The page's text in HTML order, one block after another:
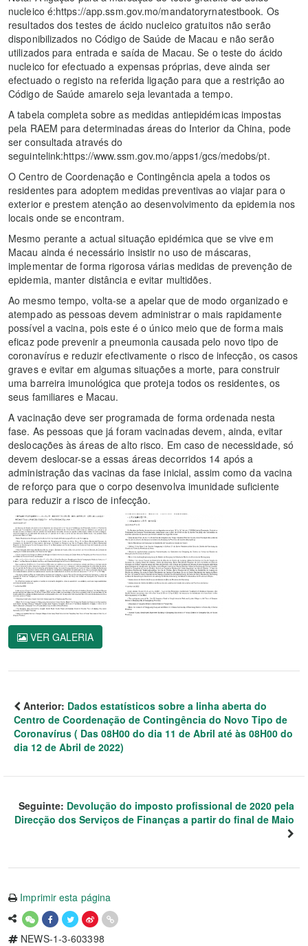
nucleico é:https://app.ssm.gov.mo/mandatoryrnatestbook. Os
resultados dos testes de ácido nucleico gratuitos não serão
disponibilizados no Código de Saúde de Macau e não serão
utilizados para entrada e saída de Macau. Se o teste do ácido
nucleico for efectuado a expensas próprias, deve ainda ser
efectuado o registo na referida ligação para que a restrição ao
Código de Saúde amarelo seja levantada a tempo.
A tabela completa sobre as medidas antiepidémicas impostas
pela RAEM para determinadas áreas do Interior da China, pode
ser consultada através do
seguintelink:https://www.ssm.gov.mo/apps1/gcs/medobs/pt.
O Centro de Coordenação e Contingência apela a todos os
residentes para adoptem medidas preventivas ao viajar para o
exterior e prestem atenção ao desenvolvimento da epidemia nos
locais onde se encontram.
Mesmo perante a actual situação epidémica que se vive em
Macau ainda é necessário insistir no uso de máscaras,
implementar de forma rigorosa várias medidas de prevenção de
epidemia, manter distância e evitar multidões.
Ao mesmo tempo, volta-se a apelar que de modo organizado e
atempado as pessoas devem administrar o mais rapidamente
possível a vacina, pois este é o único meio que de forma mais
eficaz pode prevenir a pneumonia causada pelo novo tipo de
coronavírus e reduzir efectivamente o risco de infecção, os casos
graves e evitar em algumas situações a morte, para construir
uma barreira imunológica que proteja todos os residentes, os
seus familiares e Macau.
A vacinação deve ser programada de forma ordenada nesta
fase. As pessoas que já foram vacinadas devem, ainda, evitar
deslocações às áreas de alto risco. Em caso de necessidade, só
devem deslocar-se a essas áreas decorridos 14 após a
administração das vacinas da fase inicial, assim como da vacina
de reforço para que o corpo desenvolva imunidade suficiente
para reduzir a risco de infecção.
VER GALERIA
Anterior: Dados estatísticos sobre a linha aberta do
Centro de Coordenação de Contingência do Novo Tipo de
Coronavírus ( Das 08H00 do dia 11 de Abril até às 08H00 do
dia 12 de Abril de 2022)
Seguinte: Devolução do imposto profissional de 2020 pela
Direcção dos Serviços de Finanças a partir do final de Maio
Imprimir esta página
NEWS-1-3-603398